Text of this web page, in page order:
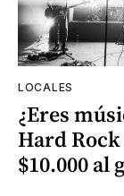
LOCALES
¿Eres
Hard
$10.000 al